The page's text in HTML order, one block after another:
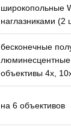
широкопольные
наглазниками (2
бесконечные
объективы 4х,
на 6 объективов